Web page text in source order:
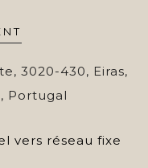
3020-430, Eiras,
Portugal
vers réseau fixe